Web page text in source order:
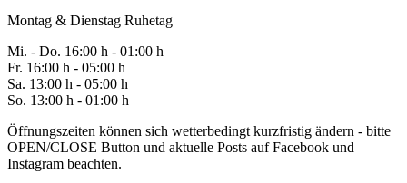
Montag & Dienstag Ruhetag
Mi. - Do. 16:00 h - 01 :00 h
Fr. 16:00 h - 05:00 h
Sa. 13:00 h - 05:00 h
So. 13:00 h - 01:00 h
Öffnungszeiten können sich wetterbedingt kurzfristig ändern - bitte
OPEN/CLOSE Button und aktuelle Posts auf Facebook und
Instagram beachten.